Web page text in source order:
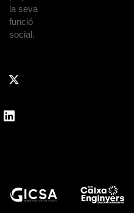
la seva
funció
social.